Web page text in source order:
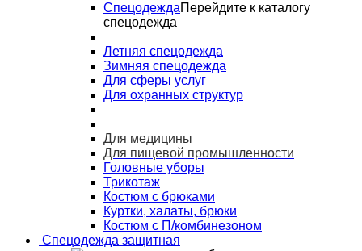
СпецодеждаПерейдите к каталогу
спецодежда
Летняя спецодежда
Зимняя спецодежда
Для сферы услуг
Для охранных структур
Для медицины
Для пищевой промышленности
Головные уборы
Трикотаж
Костюм с брюками
Куртки, халаты, брюки
Костюм с П/комбинезоном
Спецодежда защитная